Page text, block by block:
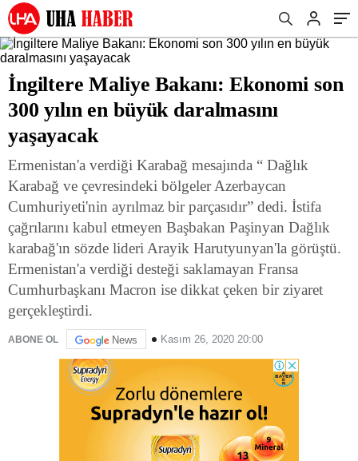
İngiltere Maliye Bakanı: Ekonomi son
300 yılın en büyük daralmasını
yaşayacak
Ermenistan'a verdiği Karabağ mesajında “ Dağlık
Karabağ ve çevresindeki bölgeler Azerbaycan
Cumhuriyeti'nin ayrılmaz bir parçasıdır” dedi. İstifa
çağrılarını kabul etmeyen Başbakan Paşinyan Dağlık
karabağ'ın sözde lideri Arayik Harutyunyan'la görüştü.
Ermenistan'a verdiği desteği saklamayan Fransa
Cumhurbaşkanı Macron ise dikkat çeken bir ziyaret
gerçekleştirdi.
ABONE OL News Kasım 26, 2020 20:00